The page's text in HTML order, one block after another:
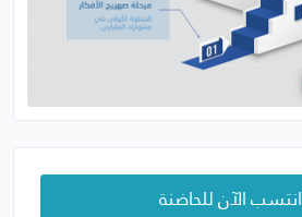
انتسب الآن للحاضنة